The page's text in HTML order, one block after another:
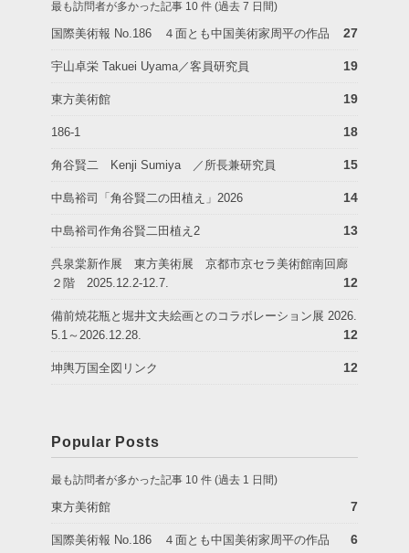
最も訪問者が多かった記事 10 件 (過去 7 日間)
国際美術報 No.186 ４面とも中国美術家周平の作品 27
宇山卓栄 Takuei Uyama／客員研究員 19
東方美術館 19
186-1 18
角谷賢二 Kenji Sumiya ／所長兼研究員 15
中島裕司「角谷賢二の田植え」2026 14
中島裕司作角谷賢二田植え2 13
呉泉棠新作展 東方美術展 京都市京セラ美術館南回廊
２階 2025.12.2-12.7.
12
備前焼花瓶と堀井文夫絵画とのコラボレーション展 2026.
5.1～2026.12.28.
12
坤輿万国全図リンク 12
Popular Posts
最も訪問者が多かった記事 10 件 (過去 1 日間)
東方美術館 7
国際美術報 No.186 ４面とも中国美術家周平の作品 6